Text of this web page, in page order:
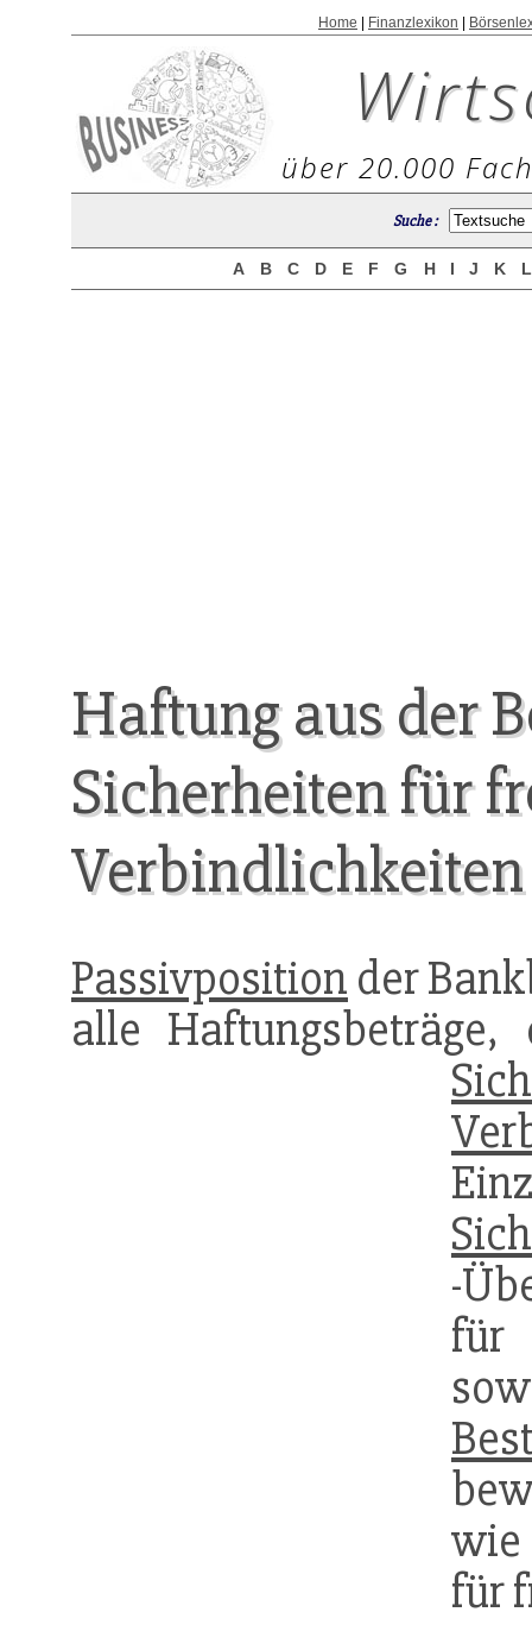
Home Finanzlexikon
über 20.000
Suche :
A B C D E F G H I J K
Haftung aus der
Sicherheiten für
Verbindlichkeiten
Passivposition der
alle
-
wie
für